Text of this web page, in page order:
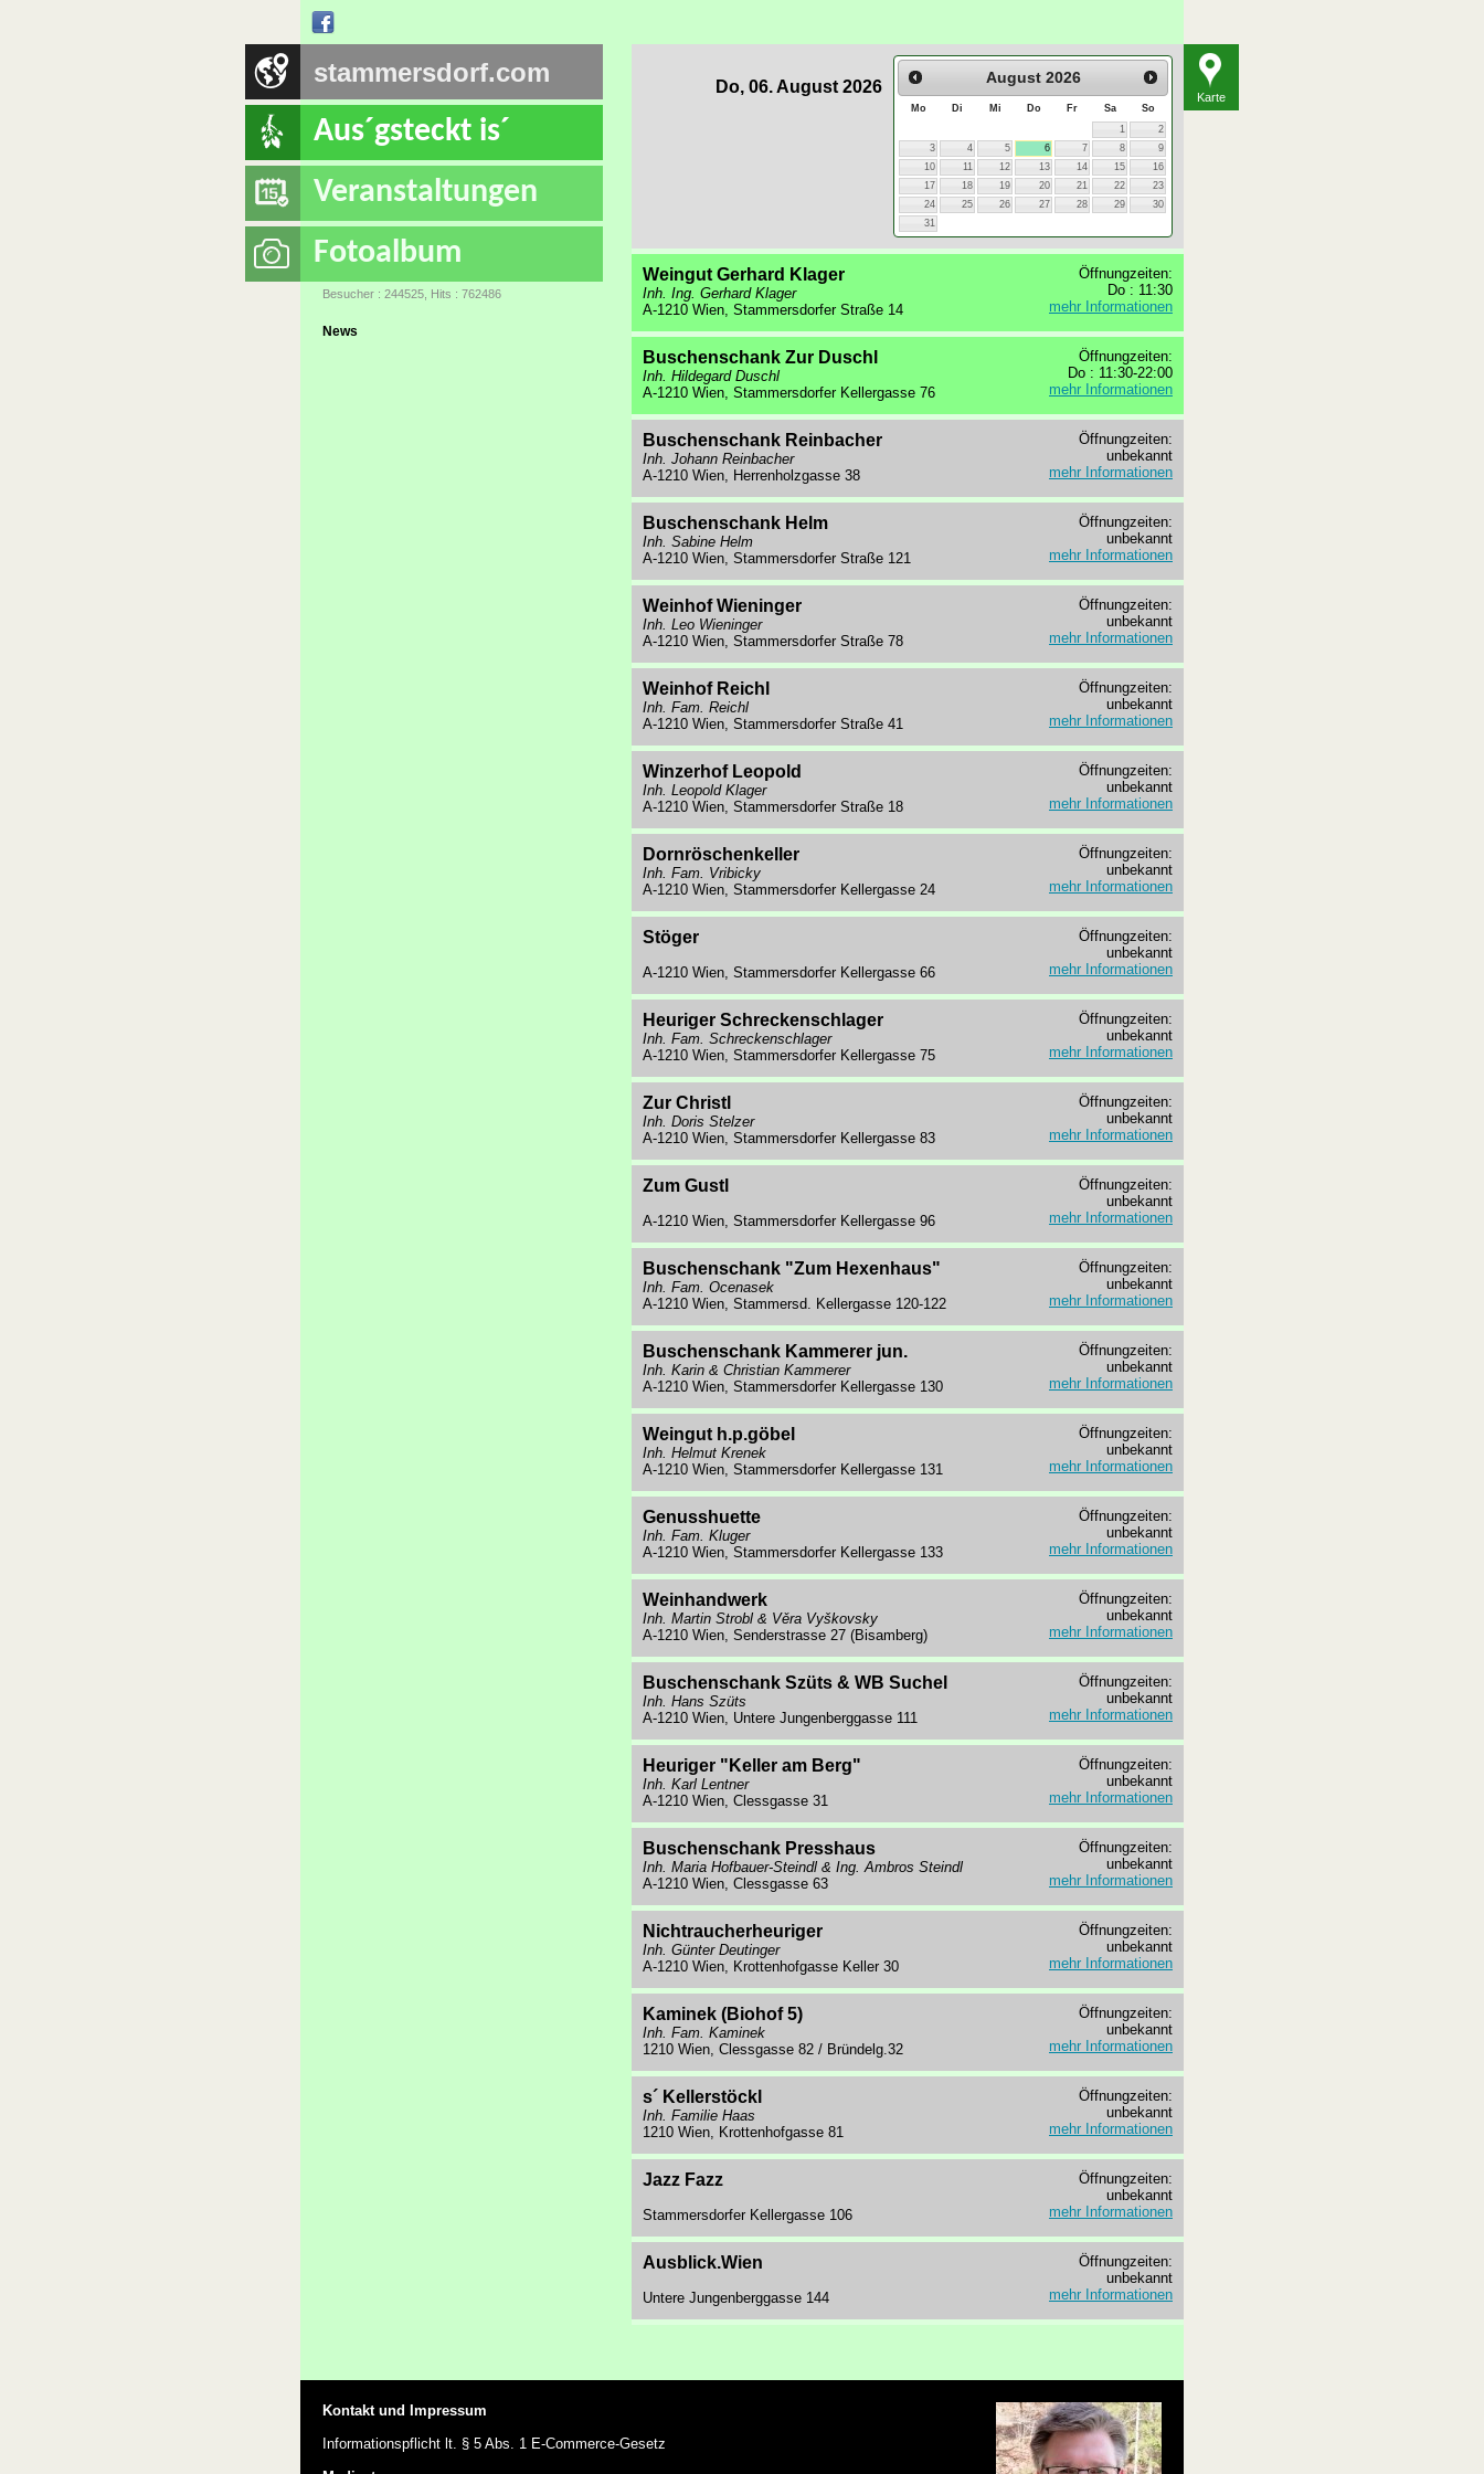
stammersdorf.com
Aus´gsteckt is´
Veranstaltungen
Fotoalbum
Besucher : 244525, Hits : 762486
August 2026
Mo Di Mi Do Fr Sa
So
1
2
3
4 5 6 7 8
9
10
11 12 13 14 15
16
17
18 19 20 21 22
23
24
25 26 27 28 29
30
31
Do, 06. August 2026
Weingut Gerhard Klager
Inh. Ing. Gerhard Klager
A-1210 Wien, Stammersdorfer Straße 14
Öffnungzeiten:
Do : 11:30
mehr Informationen
Buschenschank Zur Duschl
Inh. Hildegard Duschl
A-1210 Wien, Stammersdorfer Kellergasse 76
Öffnungzeiten:
Do : 11:30-22:00
mehr Informationen
Buschenschank Reinbacher
Inh. Johann Reinbacher
A-1210 Wien, Herrenholzgasse 38
Öffnungzeiten:
unbekannt
mehr Informationen
Buschenschank Helm
Inh. Sabine Helm
A-1210 Wien, Stammersdorfer Straße 121
Öffnungzeiten:
unbekannt
mehr Informationen
Weinhof Wieninger
Inh. Leo Wieninger
A-1210 Wien, Stammersdorfer Straße 78
Öffnungzeiten:
unbekannt
mehr Informationen
Weinhof Reichl
Inh. Fam. Reichl
A-1210 Wien, Stammersdorfer Straße 41
Öffnungzeiten:
unbekannt
mehr Informationen
Winzerhof Leopold
Inh. Leopold Klager
A-1210 Wien, Stammersdorfer Straße 18
Öffnungzeiten:
unbekannt
mehr Informationen
Dornröschenkeller
Inh. Fam. Vribicky
A-1210 Wien, Stammersdorfer Kellergasse 24
Öffnungzeiten:
unbekannt
mehr Informationen
Stöger
A-1210 Wien, Stammersdorfer Kellergasse 66
Öffnungzeiten:
unbekannt
mehr Informationen
Heuriger Schreckenschlager
Inh. Fam. Schreckenschlager
A-1210 Wien, Stammersdorfer Kellergasse 75
Öffnungzeiten:
unbekannt
mehr Informationen
Zur Christl
Inh. Doris Stelzer
A-1210 Wien, Stammersdorfer Kellergasse 83
Öffnungzeiten:
unbekannt
mehr Informationen
Zum Gustl
A-1210 Wien, Stammersdorfer Kellergasse 96
Öffnungzeiten:
unbekannt
mehr Informationen
Buschenschank "Zum Hexenhaus"
Inh. Fam. Ocenasek
A-1210 Wien, Stammersd. Kellergasse 120-122
Öffnungzeiten:
unbekannt
mehr Informationen
Buschenschank Kammerer jun.
Inh. Karin & Christian Kammerer
A-1210 Wien, Stammersdorfer Kellergasse 130
Öffnungzeiten:
unbekannt
mehr Informationen
Weingut h.p.göbel
Inh. Helmut Krenek
A-1210 Wien, Stammersdorfer Kellergasse 131
Öffnungzeiten:
unbekannt
mehr Informationen
Genusshuette
Inh. Fam. Kluger
A-1210 Wien, Stammersdorfer Kellergasse 133
Öffnungzeiten:
unbekannt
mehr Informationen
Weinhandwerk
Inh. Martin Strobl & Věra Vyškovsky
A-1210 Wien, Senderstrasse 27 (Bisamberg)
Öffnungzeiten:
unbekannt
mehr Informationen
Buschenschank Szüts & WB Suchel
Inh. Hans Szüts
A-1210 Wien, Untere Jungenberggasse 111
Öffnungzeiten:
unbekannt
mehr Informationen
Heuriger "Keller am Berg"
Inh. Karl Lentner
A-1210 Wien, Clessgasse 31
Öffnungzeiten:
unbekannt
mehr Informationen
Buschenschank Presshaus
Inh. Maria Hofbauer-Steindl & Ing. Ambros Steindl
A-1210 Wien, Clessgasse 63
Öffnungzeiten:
unbekannt
mehr Informationen
Nichtraucherheuriger
Inh. Günter Deutinger
A-1210 Wien, Krottenhofgasse Keller 30
Öffnungzeiten:
unbekannt
mehr Informationen
Kaminek (Biohof 5)
Inh. Fam. Kaminek
1210 Wien, Clessgasse 82 / Bründelg.32
Öffnungzeiten:
unbekannt
mehr Informationen
s´ Kellerstöckl
Inh. Familie Haas
1210 Wien, Krottenhofgasse 81
Öffnungzeiten:
unbekannt
mehr Informationen
Jazz Fazz
Stammersdorfer Kellergasse 106
Öffnungzeiten:
unbekannt
mehr Informationen
Ausblick.Wien
Untere Jungenberggasse 144
Öffnungzeiten:
unbekannt
mehr Informationen
Karte
News
Kontakt und Impressum
Informationspflicht lt. § 5 Abs. 1 E-Commerce-Gesetz